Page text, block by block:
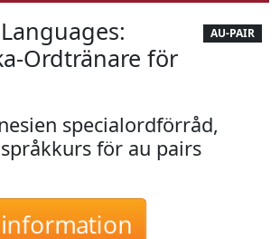
AU-PAIR
Ordtränare för
specialordförråd,
för au pairs